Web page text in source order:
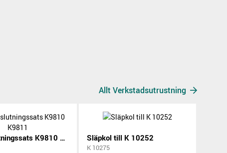
Allt Verkstadsutrustning
Luftanslutningssats K9810 K9811 Släpkol till K 10252
K 10275